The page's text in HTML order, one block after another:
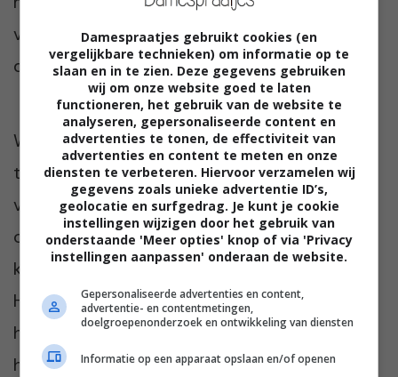
vader een kans geven het op zijn manier te
doen.”
Waarom maakt Elsa’s moeder er zo’n
toestand van? “Dat vraag ik me ook af. Mijn
vader is een lieve man, een goedzak maar
ook een beetje onhandig. Mijn moeder is
kordaat en snel en regelt het allemaal wel.
Het is natuurlijk superlastig als iemand je wil
helpen maar je eigenlijk niets aan die hulp
hebt.”
Damespraatjes gebruikt cookies (en
vergelijkbare technieken) om informatie op te
slaan en in te zien. Deze gegevens gebruiken
wij om onze website goed te laten
functioneren, het gebruik van de website te
analyseren, gepersonaliseerde content en
advertenties te tonen, de effectiviteit van
advertenties en content te meten en onze
diensten te verbeteren. Hiervoor verzamelen wij
gegevens zoals unieke advertentie ID’s,
geolocatie en surfgedrag. Je kunt je cookie
instellingen wijzigen door het gebruik van
onderstaande 'Meer opties' knop of via 'Privacy
instellingen aanpassen' onderaan de website.
Gepersonaliseerde advertenties en content,
advertentie- en contentmetingen,
doelgroepenonderzoek en ontwikkeling van diensten
Informatie op een apparaat opslaan en/of openen